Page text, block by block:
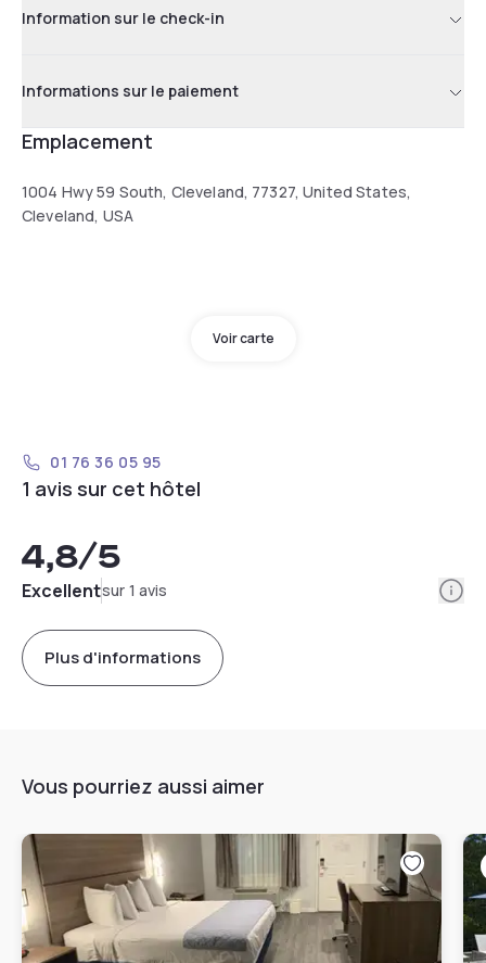
Information sur le check-in
Informations sur le paiement
Emplacement
1004 Hwy 59 South, Cleveland, 77327, United States,
Cleveland, USA
Voir carte
01 76 36 05 95
1 avis sur cet hôtel
4,8/5
Excellentsur 1 avis
Plus d'informations
Vous pourriez aussi aimer